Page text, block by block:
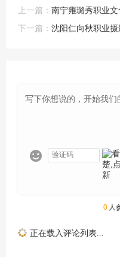
上一篇： 南宁雍璐秀职业
下一篇： 沈阳仁向秋职业

0 人
正在载入评论列表...